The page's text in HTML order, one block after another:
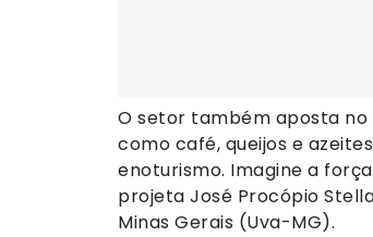
O setor também aposta
como café, queijos e
enoturismo. Imagine a
projeta José Procópio
Minas Gerais (Uva-MG).